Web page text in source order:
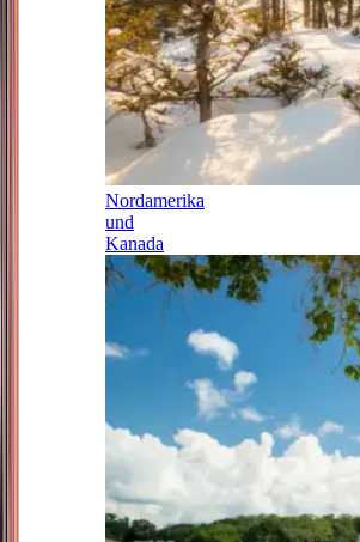
Nordamerika
und
Kanada